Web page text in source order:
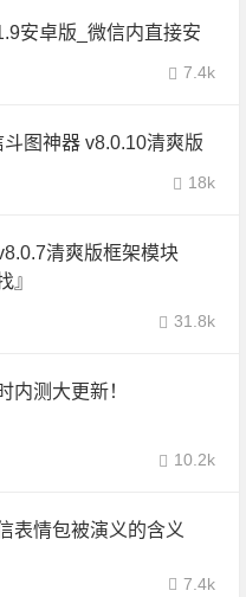
安卓版_微信内直接安
7.4k
图神器 v8.0.10清爽版
18k
清爽版框架模块
』
31.8k
内测大更新！
10.2k
表情包被演义的含义
7.4k